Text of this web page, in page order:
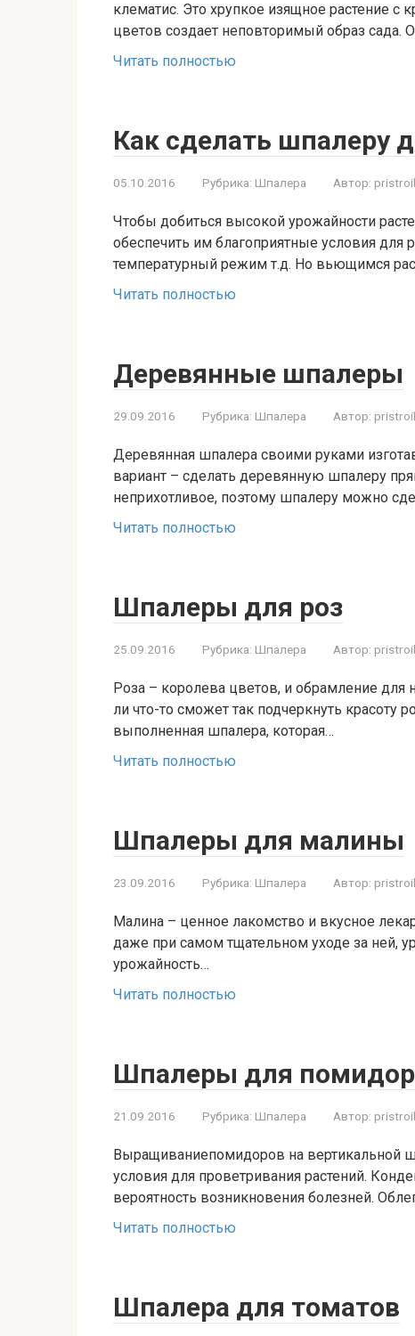
клематис. Это хрупкое изящное растение с
цветов создает неповторимый образ сада.
Читать полностью
Как сделать шпалеру
05.10.2016 Рубрика: Шпалера Автор:
Чтобы добиться высокой урожайности
обеспечить им благоприятные условия
температурный режим т.д. Но вьющимся
Читать полностью
Деревянные шпалеры
29.09.2016 Рубрика: Шпалера Автор:
Деревянная шпалера своими руками
вариант – сделать деревянную шпалеру
неприхотливое, поэтому шпалеру можно
Читать полностью
Шпалеры для роз
25.09.2016 Рубрика: Шпалера Автор:
Роза – королева цветов, и обрамление
ли что-то сможет так подчеркнуть красоту
выполненная шпалера, которая…
Читать полностью
Шпалеры для малины
23.09.2016 Рубрика: Шпалера Автор:
Малина – ценное лакомство и вкусное
даже при самом тщательном уходе за ней,
урожайность…
Читать полностью
Шпалеры для
21.09.2016 Рубрика: Шпалера Автор:
Выращиваниепомидоров на вертикальной
условия для проветривания растений.
вероятность возникновения болезней.
Читать полностью
Шпалера для томатов